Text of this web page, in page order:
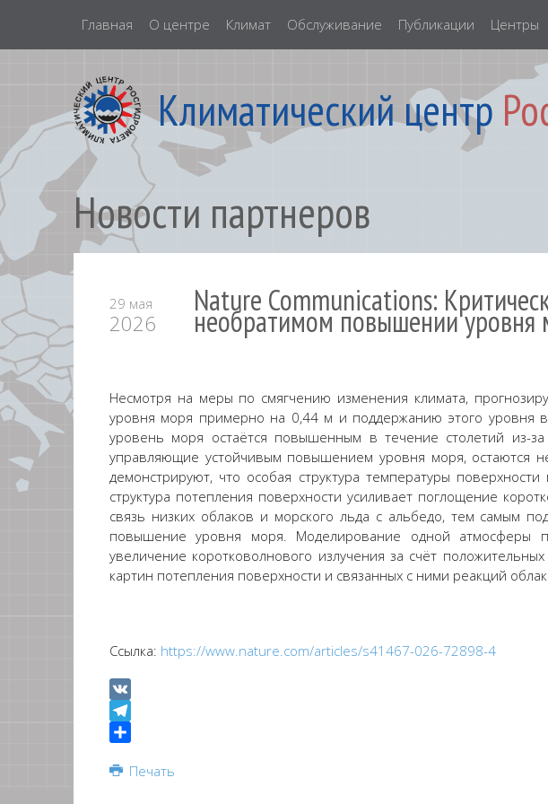
Главная О центре Климат Обслуживание Публикации Центры
Климатический центр
Новости партнеров
29 мая
2026
Nature Communications:
необратимом повышении уровня
Несмотря на меры по смягчению изменения климата,
уровня моря примерно на 0,44 м и поддержанию этого уровня
уровень моря остаётся повышенным в течение столетий из-
управляющие устойчивым повышением уровня моря, остаются
демонстрируют, что особая структура температуры
структура потепления поверхности усиливает поглощение
связь низких облаков и морского льда с альбедо, тем самым
повышение уровня моря. Моделирование одной атмосферы
увеличение коротковолнового излучения за счёт
картин потепления поверхности и связанных с ними реакций
Ссылка: https://www.nature.com/articles/s41467-026-72898-4
VK
Telegram
Печать